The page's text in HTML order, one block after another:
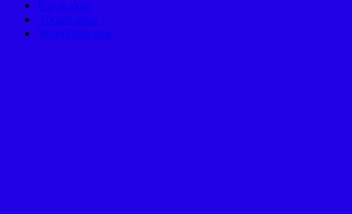
Kayıt akışı
Yorum akışı
WordPress.org